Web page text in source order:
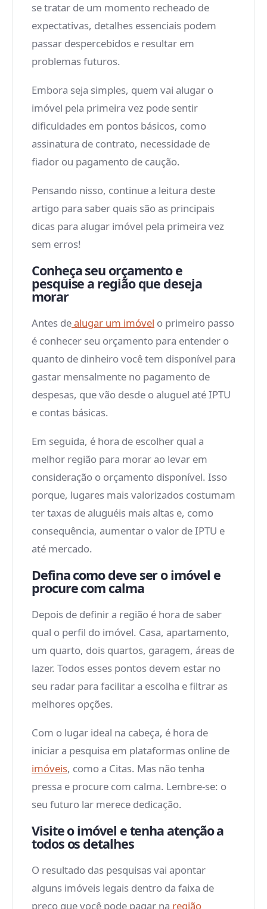
se tratar de um momento recheado de
expectativas, detalhes essenciais podem
passar despercebidos e resultar em
problemas futuros.
Embora seja simples, quem vai alugar o
imóvel pela primeira vez pode sentir
dificuldades em pontos básicos, como
assinatura de contrato, necessidade de
fiador ou pagamento de caução.
Pensando nisso, continue a leitura deste
artigo para saber quais são as principais
dicas para alugar imóvel pela primeira vez
sem erros!
Conheça seu orçamento e
pesquise a região que deseja
morar
Antes dealugar um imóvel o primeiro passo
é conhecer seu orçamento para entender o
quanto de dinheiro você tem disponível para
gastar mensalmente no pagamento de
despesas, que vão desde o aluguel até IPTU
e contas básicas.
Em seguida, é hora de escolher qual a
melhor região para morar ao levar em
consideração o orçamento disponível. Isso
porque, lugares mais valorizados costumam
ter taxas de aluguéis mais altas e, como
consequência, aumentar o valor de IPTU e
até mercado.
Defina como deve ser o imóvel e
procure com calma
Depois de definir a região é hora de saber
qual o perfil do imóvel. Casa, apartamento,
um quarto, dois quartos, garagem, áreas de
lazer. Todos esses pontos devem estar no
seu radar para facilitar a escolha e filtrar as
melhores opções.
Com o lugar ideal na cabeça, é hora de
iniciar a pesquisa em plataformas online de
imóveis, como a Citas. Mas não tenha
pressa e procure com calma. Lembre-se: o
seu futuro lar merece dedicação.
Visite o imóvel e tenha atenção a
todos os detalhes
O resultado das pesquisas vai apontar
alguns imóveis legais dentro da faixa de
preço que você pode pagar na região